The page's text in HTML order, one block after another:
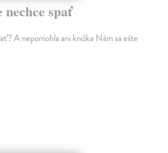
nechce spať
A nepomohla ani knižka Nám sa ešte